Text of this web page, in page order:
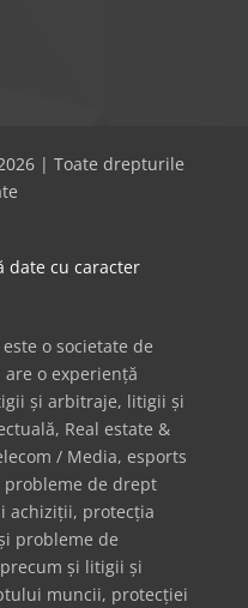
2026 | Toate drepturile
date cu caracter
este o societate de
o experiență
și arbitraje, litigii și
Real estate &
/ Media, esports
de drept
achiziții, protecția
probleme de
și litigii și
muncii, protecției